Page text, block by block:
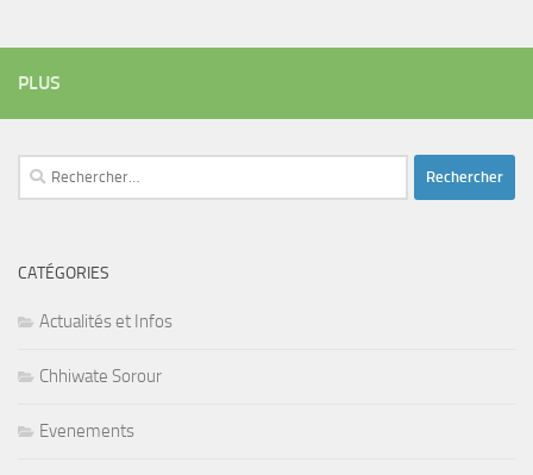
PLUS
Rechercher :
CATÉGORIES
Actualités et Infos
Chhiwate Sorour
Evenements